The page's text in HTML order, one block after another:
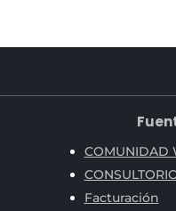
COMUNIDAD
Facturación